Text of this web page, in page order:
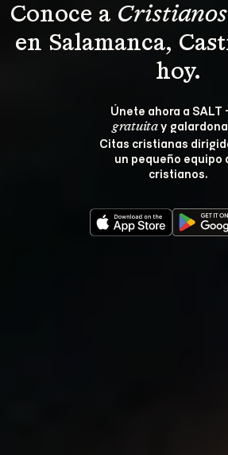
Conoce a
en Salamanca,
hoy.
Únete ahora a SALT
gratuita y
Citas cristianas
un pequeño equipo
cristianos.